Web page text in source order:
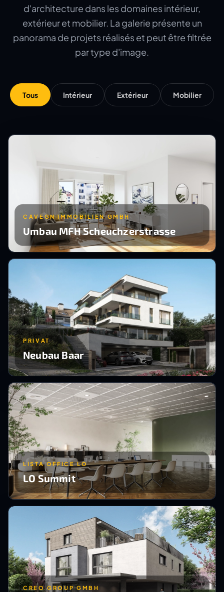
d'architecture dans les domaines intérieur,
extérieur et mobilier. La galerie présente un
panorama de projets réalisés et peut être filtrée
par type d'image.
Tous Intérieur Extérieur Mobilier
CAVEGN IMMOBILIEN GMBH
Umbau MFH Scheuchzerstrasse
PRIVAT
Neubau Baar
LISTA OFFICE LO
LO Summit
CREO GROUP GMBH